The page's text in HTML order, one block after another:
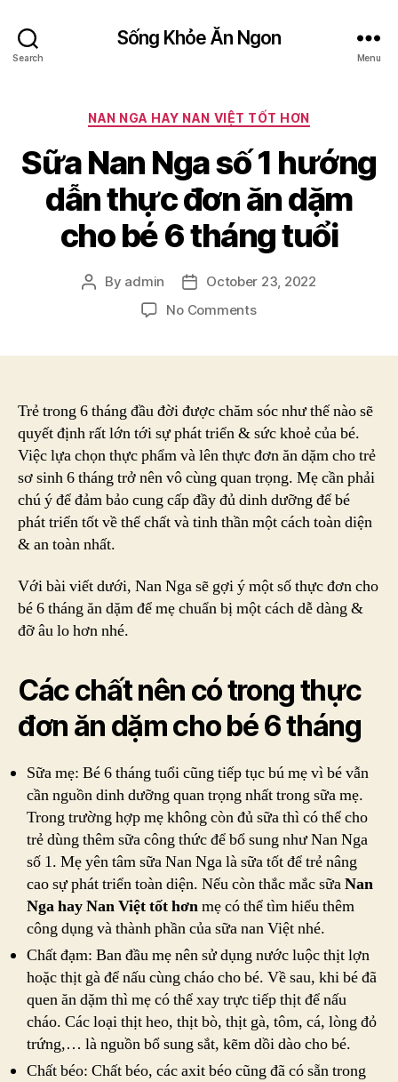
Search
Sống Khỏe Ăn Ngon
Menu
Categories
NAN NGA HAY NAN VIỆT TỐT HƠN
Sữa Nan Nga số 1 hướng
dẫn thực đơn ăn dặm
cho bé 6 tháng tuổi
Post
By admin
Post
date
October 23, 2022
No Commentson
1
hướng
thực
đơn
ăn
dặm
6
tháng
Trẻ trong 6 tháng đầu đời được chăm sóc như thế nào sẽ
quyết định rất lớn tới sự phát triển & sức khoẻ của bé.
Việc lựa chọn thực phẩm và lên thực đơn ăn dặm cho trẻ
sơ sinh 6 tháng trở nên vô cùng quan trọng. Mẹ cần phải
chú ý để đảm bảo cung cấp đầy đủ dinh dưỡng để bé
phát triển tốt về thể chất và tinh thần một cách toàn diện
& an toàn nhất.
Với bài viết dưới, Nan Nga sẽ gợi ý một số thực đơn cho
bé 6 tháng ăn dặm để mẹ chuẩn bị một cách dễ dàng &
đỡ âu lo hơn nhé.
Các chất nên có trong thực
đơn ăn dặm cho bé 6 tháng
Sữa mẹ: Bé 6 tháng tuổi cũng tiếp tục bú mẹ vì bé vẫn
cần nguồn dinh dưỡng quan trọng nhất trong sữa mẹ.
Trong trường hợp mẹ không còn đủ sữa thì có thể cho
trẻ dùng thêm sữa công thức để bổ sung như Nan Nga
số 1. Mẹ yên tâm sữa Nan Nga là sữa tốt để trẻ nâng
cao sự phát triển toàn diện. Nếu còn thắc mắc sữaNan
Nga hay Nan Việt tốt hơnmẹ có thể tìm hiểu thêm
công dụng và thành phần của sữa nan Việt nhé.
Chất đạm: Ban đầu mẹ nên sử dụng nước luộc thịt lợn
hoặc thịt gà để nấu cùng cháo cho bé. Về sau, khi bé đã
quen ăn dặm thì mẹ có thể xay trực tiếp thịt để nấu
cháo. Các loại thịt heo, thịt bò, thịt gà, tôm, cá, lòng đỏ
trứng,… là nguồn bổ sung sắt, kẽm dồi dào cho bé.
Chất béo: Chất béo, các axit béo cũng đã có sẵn trong